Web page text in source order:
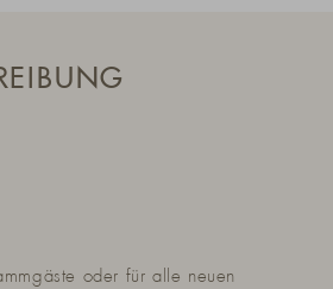
oder für alle neuen